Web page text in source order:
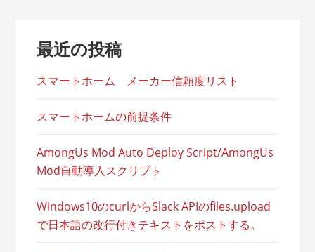
最近の投稿
スマートホーム メーカー信頼度リスト
スマートホームの前提条件
AmongUs Mod Auto Deploy Script/AmongUs
Mod自動導入スクリプト
Windows10のcurlからSlack APIのfiles.upload
で日本語の改行付きテキストをポストする。